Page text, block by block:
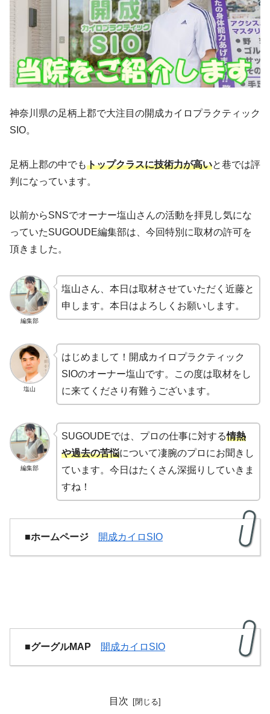
神奈川県の足柄上郡で大注目の開成カイロプラクティック
SIO。
足柄上郡の中でもトップクラスに技術力が高いと巷では評
判になっています。
以前からSNSでオーナー塩山さんの活動を拝見し気にな
っていたSUGOUDE編集部は、今回特別に取材の許可を
頂きました。
編集部
塩山さん、本日は取材させていただく近藤と
申します。本日はよろしくお願いします。
塩山
はじめまして！開成カイロプラクティック
SIOのオーナー塩山です。この度は取材をし
に来てくださり有難うございます。
編集部
SUGOUDEでは、プロの仕事に対する情熱
や過去の苦悩について凄腕のプロにお聞きし
ています。今日はたくさん深掘りしていきま
すね！
■ホームページ 開成カイロSIO
■グーグルMAP 開成カイロSIO
目次